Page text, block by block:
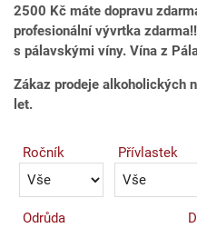
2500 Kč máte dopravu
profesionální vývrtka
s pálavskými víny. Vína z
Zákaz prodeje alkoholických
let.
Ročník Přívlastek
Odrůda